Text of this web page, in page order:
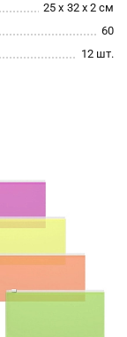
25 x 32 x 2 см
60
12 шт.